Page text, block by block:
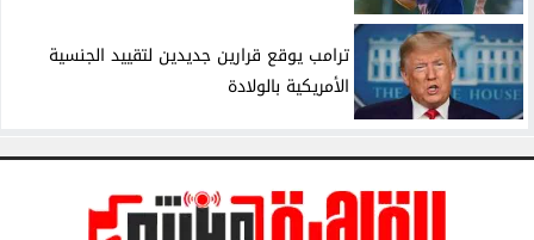
ترامب يوقع قرارين جديدين لتقييد الجنسية
الأمريكية بالولادة